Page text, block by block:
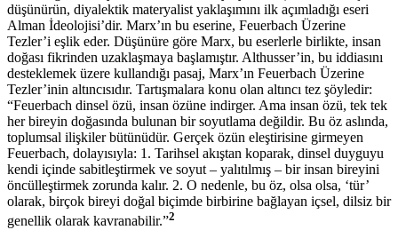
düşünürün, diyalektik materyalist yaklaşımını ilk açımladığı eseri
Alman İdeolojisi’dir. Marx’ın bu eserine, Feuerbach Üzerine
Tezler’i eşlik eder. Düşünüre göre Marx, bu eserlerle birlikte, insan
doğası fikrinden uzaklaşmaya başlamıştır. Althusser’in, bu iddiasını
desteklemek üzere kullandığı pasaj, Marx’ın Feuerbach Üzerine
Tezler’inin altıncısıdır. Tartışmalara konu olan altıncı tez şöyledir:
“Feuerbach dinsel özü, insan özüne indirger. Ama insan özü, tek tek
her bireyin doğasında bulunan bir soyutlama değildir. Bu öz aslında,
toplumsal ilişkiler bütünüdür. Gerçek özün eleştirisine girmeyen
Feuerbach, dolayısıyla: 1. Tarihsel akıştan koparak, dinsel duyguyu
kendi içinde sabitleştirmek ve soyut – yalıtılmış – bir insan bireyini
öncülleştirmek zorunda kalır. 2. O nedenle, bu öz, olsa olsa, ‘tür’
olarak, birçok bireyi doğal biçimde birbirine bağlayan içsel, dilsiz bir
genellik olarak kavranabilir.”2